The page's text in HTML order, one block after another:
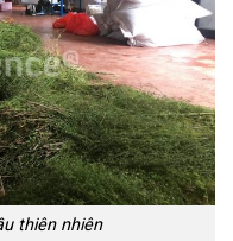
thiên nhiên